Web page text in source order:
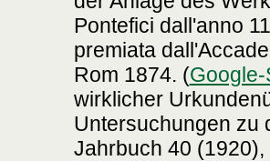
Pontefici dall'anno
premiata
Rom 1874. (Google-
wirklicher
Untersuchungen zu
Jahrbuch 40 (1920),